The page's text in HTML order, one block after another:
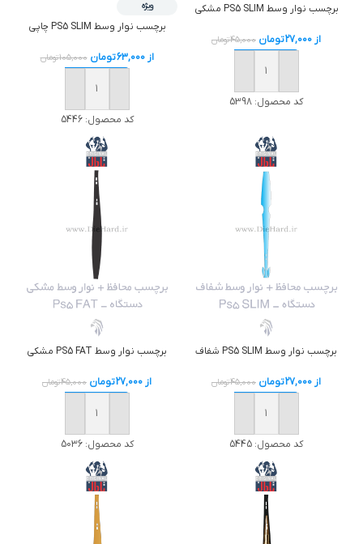
برچسب نوار وسط PS5 SLIM مشکي
از27,000تومان 45,000تومان
خرید
کد محصول: 5398
ویژه
برچسب نوار وسط PS5 SLIM چاپی
از63,000تومان 105,000تومان
خرید
کد محصول:5446
برچسب نوار وسط PS5 SLIM شفاف
از 27,000تومان 45,000تومان
خرید
کد محصول: 5445
برچسب نوار وسط PS5 FAT مشکي
از 27,000تومان 45,000تومان
خرید
کد محصول:5036